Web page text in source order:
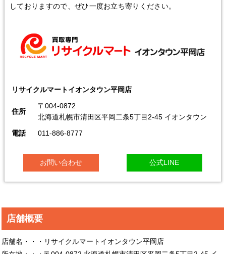
しておりますので、ぜひ一度お立ち寄りください。
リサイクルマートイオンタウン平岡店
住所
〒004-0872
北海道札幌市清田区平岡二条5丁目2-45 イオンタウン
電話
011-886-8777
お問い合わせ 公式LINE
店舗概要
店舗名・・・リサイクルマートイオンタウン平岡店